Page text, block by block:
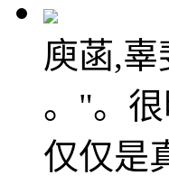
庾菡,辜
。"。
仅仅是